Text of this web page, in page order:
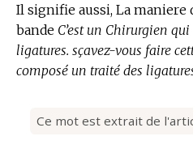
Il signifie aussi, La maniere
bande C’est un Chirurgien
ligatures. sçavez-vous faire
composé un traité des
Ce mot est extrait de